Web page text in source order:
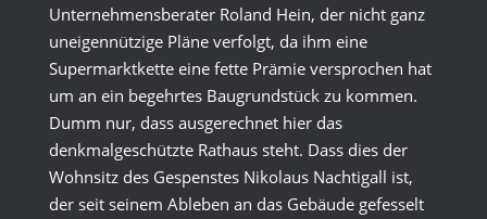
Unternehmensberater Roland Hein, der nicht ganz
uneigennützige Pläne verfolgt, da ihm eine
Supermarktkette eine fette Prämie versprochen hat
um an ein begehrtes Baugrundstück zu kommen.
Dumm nur, dass ausgerechnet hier das
denkmalgeschützte Rathaus steht. Dass dies der
Wohnsitz des Gespenstes Nikolaus Nachtigall ist,
der seit seinem Ableben an das Gebäude gefesselt